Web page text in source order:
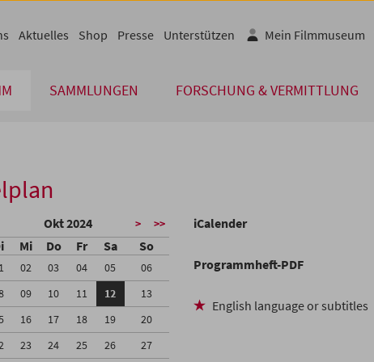
SAMMLUNGEN FORSCHUNG & VERMITTLUNG
Aktuelles Shop Presse Unterstützen Mein Filmmuseum
Okt 2024 > >>
Mi Do Fr Sa So
02 03 04 05
06
09 10 11 12
13
16 17 18 19
20
23 24 25 26
27
iCalender
Programmheft-PDF
English language or subtitles